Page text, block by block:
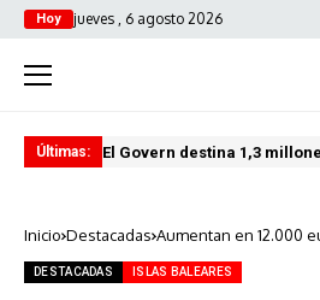
Hoy jueves , 6 agosto 2026
Últimas: El Govern destina 1,3
Inicio Destacadas Aumentan en 12.000
DESTACADAS ISLAS BALEARES